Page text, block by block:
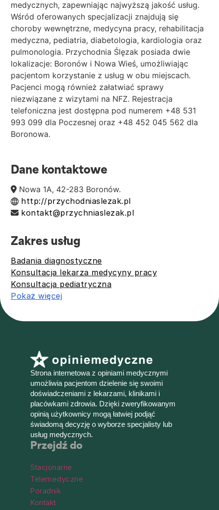
medycznych, zapewniając najwyższą jakość usług.
Wśród oferowanych specjalizacji znajdują się
choroby wewnętrzne, medycyna pracy, rehabilitacja
medyczna, pediatria, diabetologia, kardiologia oraz
pulmonologia. Przychodnia Ślęzak posiada dwie
lokalizacje: Boronów i Nowa Wieś, umożliwiając
pacjentom korzystanie z usług w obu miejscach.
Pacjenci mogą również załatwiać sprawy
niezwiązane z wizytami na NFZ. Rejestracja
telefoniczna jest dostępna pod numerem +48 531
993 099 dla Poczesnej oraz +48 452 045 562 dla
Boronowa.
Dane kontaktowe
Nowa 1A, 42-283 Boronów.
http://przychodniaslezak.pl
kontakt@przychniaslezak.pl
Zakres usług
Badania diagnostyczne
Konsultacja lekarza medycyny pracy
Konsultacja pediatryczna
Pokaż więcej
Strona internetowa z opiniami medycznymi
umożliwia pacjentom dzielenie się swoimi
doświadczeniami z lekarzami, klinikami i
placówkami zdrowia. Dzięki zweryfikowanym
opinią użytkownicy mogą łatwiej podjąć
świadomą decyzję o wyborze specjalisty lub
usług medycznych.
Przejdź do
Stacjonarne
Telemedyczne
Poradnik
Kontakt